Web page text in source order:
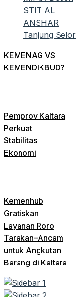
KEMENAG VS
KEMENDIKBUD?
Pemprov Kaltara
Perkuat
Stabilitas
Ekonomi
Kemenhub
Gratiskan
Layanan Roro
Tarakan–Ancam
untuk Angkutan
Barang di Kaltara